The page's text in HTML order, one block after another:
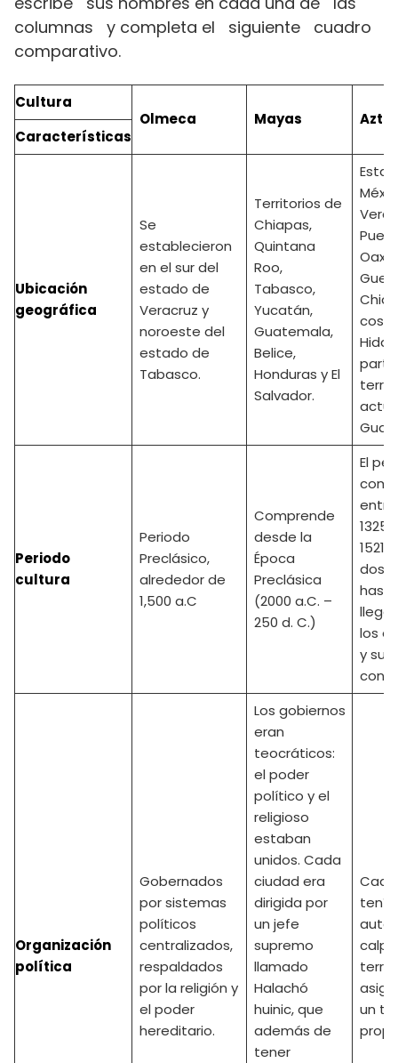
columnas y completa el siguiente cuadro
comparativo.
Cultura
Olmeca
Mayas
Características
Ubicación
geográfica
Se
establecieron
en el sur del
estado de
Veracruz y
noroeste del
estado de
Tabasco.
Territorios de
Chiapas,
Quintana
Roo,
Tabasco,
Yucatán,
Guatemala,
Belice,
Honduras y El
Salvador.
Periodo
cultura
Periodo
Preclásico,
alrededor de
1,500 a.C
Comprende
desde la
Época
Preclásica
(2000 a.C. –
250 d. C.)
El
1325
1521
dos
los
y su
Organización
política
Gobernados
por sistemas
políticos
centralizados,
respaldados
por la religión y
el poder
hereditario.
Los gobiernos
eran
teocráticos:
el poder
político y el
religioso
estaban
unidos. Cada
ciudad era
dirigida por
un jefe
supremo
llamado
Halachó
huinic, que
además de
tener
tenía
un